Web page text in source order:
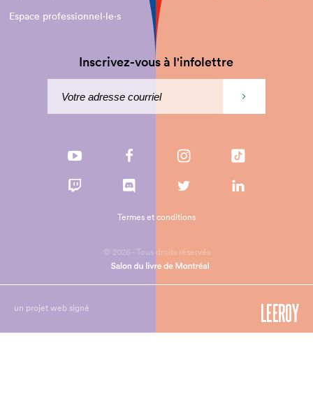
Espace professionnel·le⋅s
Inscrivez-vous à l'infolettre
© 2026 - Tous droits réservés
Termes et conditions
un projet web signé